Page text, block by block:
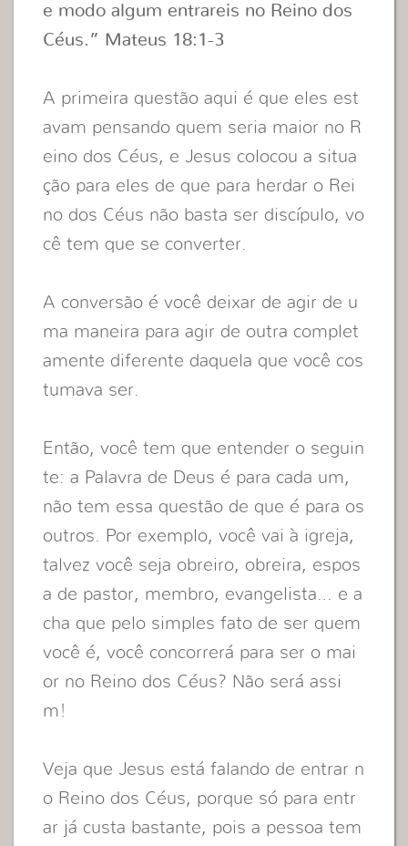
e modo algum entrareis no Reino dos
Céus.” Mateus 18:1-3
A primeira questão aqui é que eles est
avam pensando quem seria maior no R
eino dos Céus, e Jesus colocou a situa
ção para eles de que para herdar o Rei
no dos Céus não basta ser discípulo, vo
cê tem que se converter.
A conversão é você deixar de agir de u
ma maneira para agir de outra complet
amente diferente daquela que você cos
tumava ser.
Então, você tem que entender o seguin
te: a Palavra de Deus é para cada um,
não tem essa questão de que é para os
outros. Por exemplo, você vai à igreja,
talvez você seja obreiro, obreira, espos
a de pastor, membro, evangelista… e a
cha que pelo simples fato de ser quem
você é, você concorrerá para ser o mai
or no Reino dos Céus? Não será assi
m!
Veja que Jesus está falando de entrar n
o Reino dos Céus, porque só para entr
ar já custa bastante, pois a pessoa tem